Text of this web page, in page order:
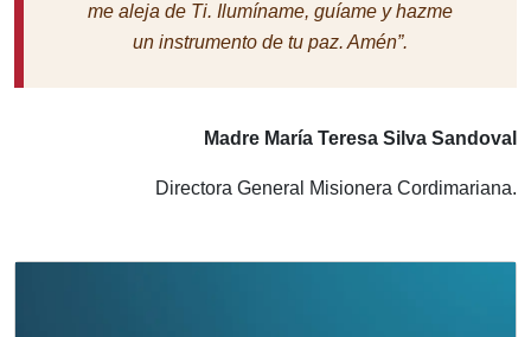
me aleja de Ti. Ilumíname, guíame y hazme
un instrumento de tu paz. Amén”.
Madre María Teresa Silva Sandoval
Directora General Misionera Cordimariana.